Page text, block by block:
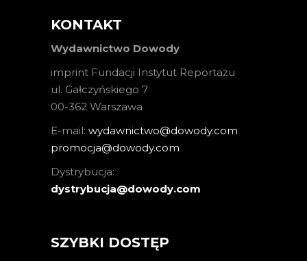
KONTAKT
Wydawnictwo Dowody
imprint Fundacji Instytut Reportażu
ul. Gałczyńskiego 7
00-362 Warszawa
E-mail: wydawnictwo@dowody.com
promocja@dowody.com
Dystrybucja:
dystrybucja@dowody.com
SZYBKI DOSTĘP